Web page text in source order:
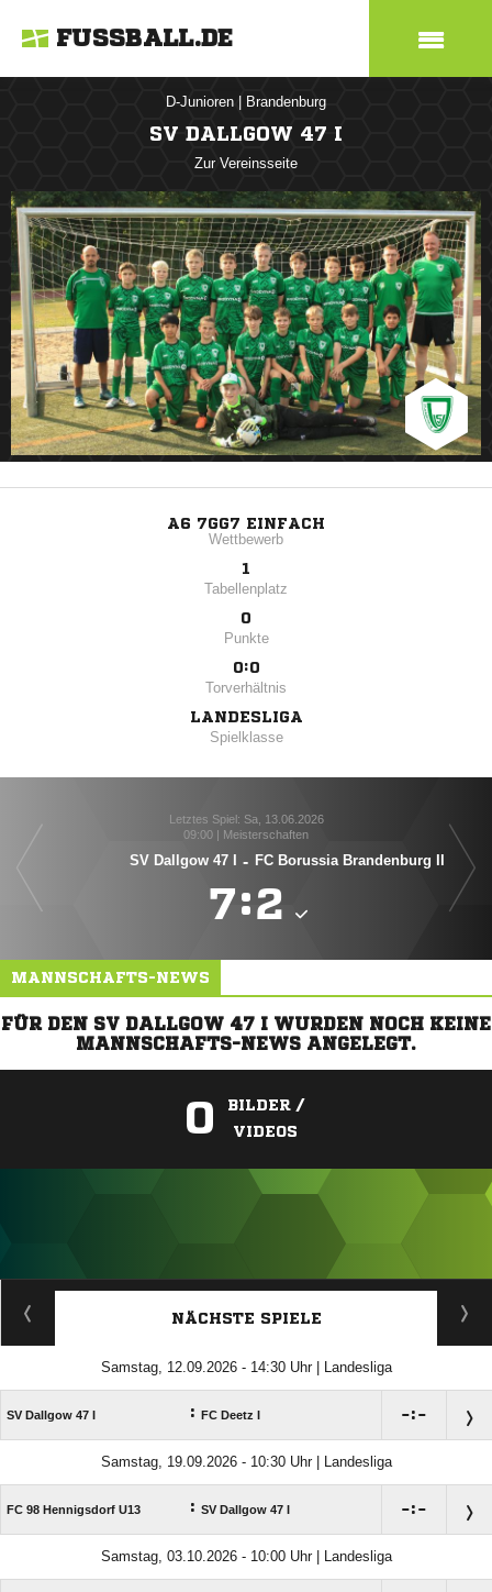
FUSSBALL.DE
D-Junioren Brandenburg
SV DALLGOW 47 I
Zur Vereinsseite
A6 7GG7 EINFACH
Wettbewerb
1
Tabellenplatz
0
Punkte
0:0
Torverhältnis
LANDESLIGA
Spielklasse
Letztes Spiel: Sa, 13.06.2026
09:00 | Meisterschaften
SV Dallgow 47 I - FC Borussia Brandenburg II
:
MANNSCHAFTS-NEWS
FÜR DEN SV DALLGOW 47 I WURDEN NOCH KEINE
MANNSCHAFTS-NEWS ANGELEGT.
0
BILDER /
VIDEOS
ANZEIGE
NÄCHSTE SPIELE
Samstag, 12.09.2026 - 14:30 Uhr | Landesliga
SV Dallgow 47 I : FC Deetz I :
Samstag, 19.09.2026 - 10:30 Uhr | Landesliga
FC 98 Hennigsdorf U13 : SV Dallgow 47 I :
Samstag, 03.10.2026 - 10:00 Uhr | Landesliga